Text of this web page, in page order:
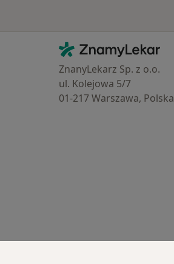
Kontakt
ZnamyLekar - Hlavní stránka
ZnanyLekarz Sp. z o.o.
ul. Kolejowa 5/7
01-217 Warszawa, Polska